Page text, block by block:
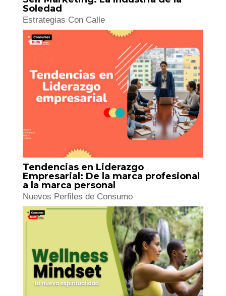
Self Marketing: La Industria de la
Soledad
Estrategias Con Calle
Tendencias en Liderazgo
Empresarial: De la marca profesional
a la marca personal
Nuevos Perfiles de Consumo